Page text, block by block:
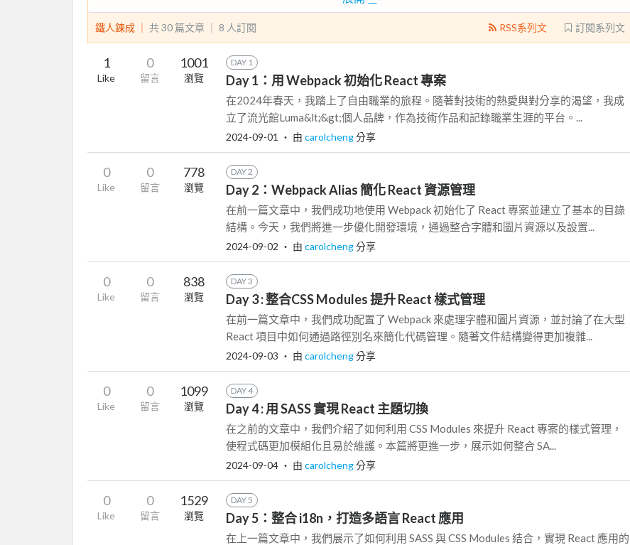
此外，我還將分享轉職過程中遇到的挑戰，如學習新技術、時間管理，以及保持學習動力的策略。我的目標是不
僅展示技術成果，也希望透過我的經驗激勵正在或計劃職業轉換的讀者
鐵人鍊成 ｜ 共 30 篇文章 ｜ 8 人訂閱 訂閱系列文
RSS系列文
1
Like
0
留言
1001
瀏覽
DAY 1
Day 1：用 Webpack 初始化 React 專案
在2024年春天，我踏上了自由職業的旅程。隨著對技術的熱愛與對分享的渴望，我成
立了流光館Luma&lt;∕&gt;個人品牌，作為技術作品和記錄職業生涯的平台。...
2024-09-01 ‧ 由 carolcheng分享
0
Like
0
留言
778
瀏覽
DAY 2
Day 2：Webpack Alias 簡化 React 資源管理
在前一篇文章中，我們成功地使用 Webpack 初始化了 React 專案並建立了基本的目錄
結構。今天，我們將進一步優化開發環境，通過整合字體和圖片資源以及設置...
2024-09-02 ‧ 由 carolcheng分享
0
Like
0
留言
838
瀏覽
DAY 3
Day 3 : 整合CSS Modules 提升 React 樣式管理
在前一篇文章中，我們成功配置了 Webpack 來處理字體和圖片資源，並討論了在大型
React 項目中如何通過路徑別名來簡化代碼管理。隨著文件結構變得更加複雜...
2024-09-03 ‧ 由 carolcheng分享
0
Like
0
留言
1099
瀏覽
DAY 4
Day 4 : 用 SASS 實現 React 主題切換
在之前的文章中，我們介紹了如何利用 CSS Modules 來提升 React 專案的樣式管理，
使程式碼更加模組化且易於維護。本篇將更進一步，展示如何整合 SA...
2024-09-04 ‧ 由 carolcheng分享
0
Like
0
留言
1529
瀏覽
DAY 5
Day 5：整合 i18n，打造多語言 React 應用
在上一篇文章中，我們展示了如何利用 SASS 與 CSS Modules 結合，實現 React 應用的